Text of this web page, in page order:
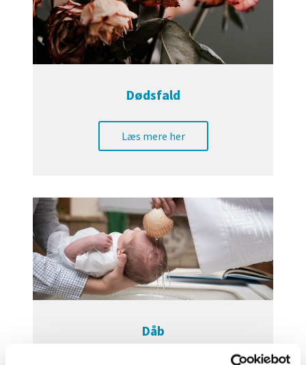
Dødsfald
Læs mere her
Dåb